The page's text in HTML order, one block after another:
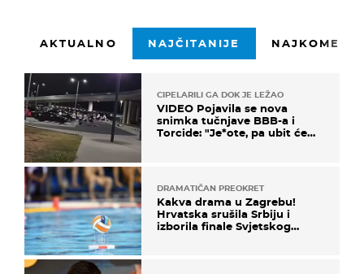
AKTUALNO NAJČITANIJE
CIPELARILI GA DOK JE LEŽAO
VIDEO Pojavila se nova
snimka tučnjave BBB-a i
Torcide: "Je*ote, pa ubit će
DRAMATIČAN PREOKRET
Kakva drama u Zagrebu!
Hrvatska srušila Srbiju i
izborila finale Svjetskog